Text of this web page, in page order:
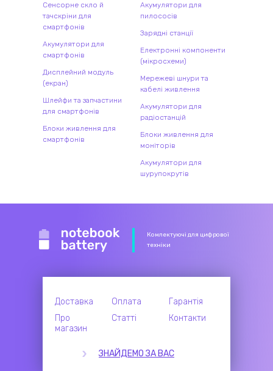
Сенсорне скло й
тачскріни для
смартфонів
Акумулятори для
смартфонів
Дисплейний модуль
(екран)
Шлейфи та запчастини
для смартфонів
Блоки живлення для
смартфонів
Акумулятори для
пилососів
Зарядні станції
Електронні компоненти
(мікросхеми)
Мережеві шнури та
кабелі живлення
Акумулятори для
радіостанцій
Блоки живлення для
моніторів
Акумулятори для
шурупокрутів
Комлектуючі для цифрової
техніки
Доставка Оплата
Гарантія
Про
магазин
Статті Контакти
ЗНАЙДЕМО ЗА ВАС